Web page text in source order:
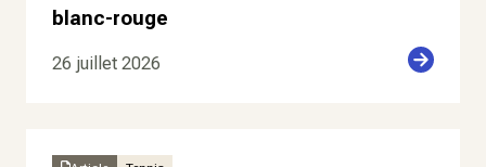
blanc-rouge
26 juillet 2026